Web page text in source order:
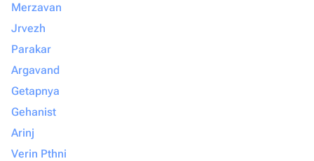
Merzavan
Jrvezh
Parakar
Argavand
Getapnya
Gehanist
Arinj
Verin Pthni